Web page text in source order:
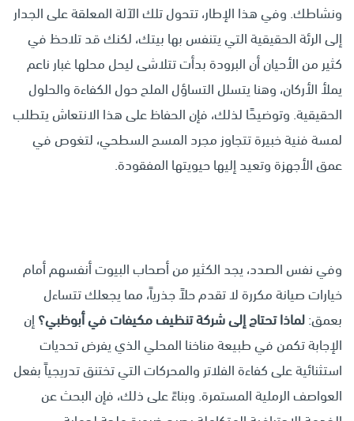
ونشاطك. وفي هذا الإطار، تتحول تلك الآلة المعلقة على الجدار
إلى الرئة الحقيقية التي يتنفس بها بيتك، لكنك قد تلاحظ في
كثير من الأحيان أن البرودة بدأت تتلاشى ليحل محلها غبار ناعم
يملأ الأركان، وهنا يتسلل التساؤل الملح حول الكفاءة والحلول
الحقيقية. وتوضيحًا لذلك، فإن الحفاظ على هذا الانتعاش يتطلب
لمسة فنية خبيرة تتجاوز مجرد المسح السطحي، لتغوص في
عمق الأجهزة وتعيد إليها حيويتها المفقودة.
وفي نفس الصدد، يجد الكثير من أصحاب البيوت أنفسهم أمام
خيارات صيانة مكررة لا تقدم حلاً جذرياً، مما يجعلك تتساءل
بعمق:لماذا تحتاج إلى شركة تنظيف مكيفات في أبوظبي؟ إن
الإجابة تكمن في طبيعة مناخنا المحلي الذي يفرض تحديات
استثنائية على كفاءة الفلاتر والمحركات التي تختنق تدريجياً بفعل
العواصف الرملية المستمرة. وبناءً على ذلك، فإن البحث عن